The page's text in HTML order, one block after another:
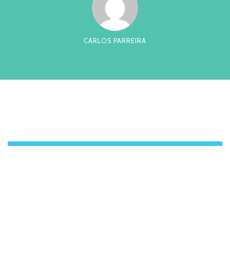
CARLOS PARREIRA